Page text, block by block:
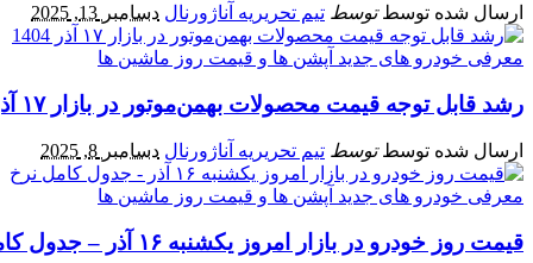
ارسال شده توسط توسط تیم تحریریه آناژورنال دسامبر 13, 2025
معرفی خودرو های جدید آپشن‌ ها و قیمت روز ماشین‌ ها
رشد قابل توجه قیمت محصولات بهمن‌موتور در بازار ۱۷ آذر 1404
ارسال شده توسط توسط تیم تحریریه آناژورنال دسامبر 8, 2025
معرفی خودرو های جدید آپشن‌ ها و قیمت روز ماشین‌ ها
قیمت روز خودرو در بازار امروز یکشنبه ۱۶ آذر – جدول کامل نرخ